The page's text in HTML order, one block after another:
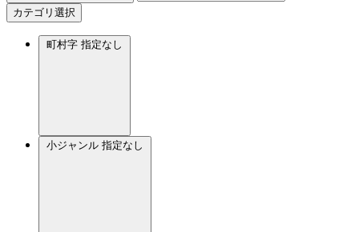
カテゴリ選択
町村字 指定なし
小ジャンル 指定なし